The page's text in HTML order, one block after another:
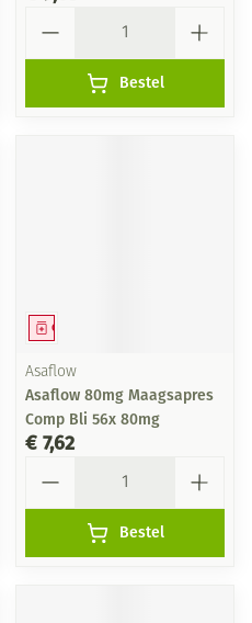
Bestel
Geneesmiddel
Asaflow
Asaflow 80mg Maagsapres
Comp Bli 56x 80mg
€ 7,62
Bestel